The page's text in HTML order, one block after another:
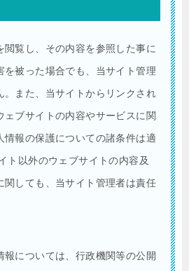
閲覧し、その内容を参照した事に
を被った場合でも、当サイト管理
。また、当サイトからリンクされ
ェブサイトの内容やサービスに関
情報の保護についての諸条件は適
ト以外のウェブサイトの内容及
関しても、当サイト管理者は責任
報については、行政機関等の公開